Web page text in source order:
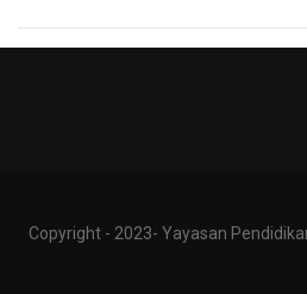
Copyright - 2023- Yayasan